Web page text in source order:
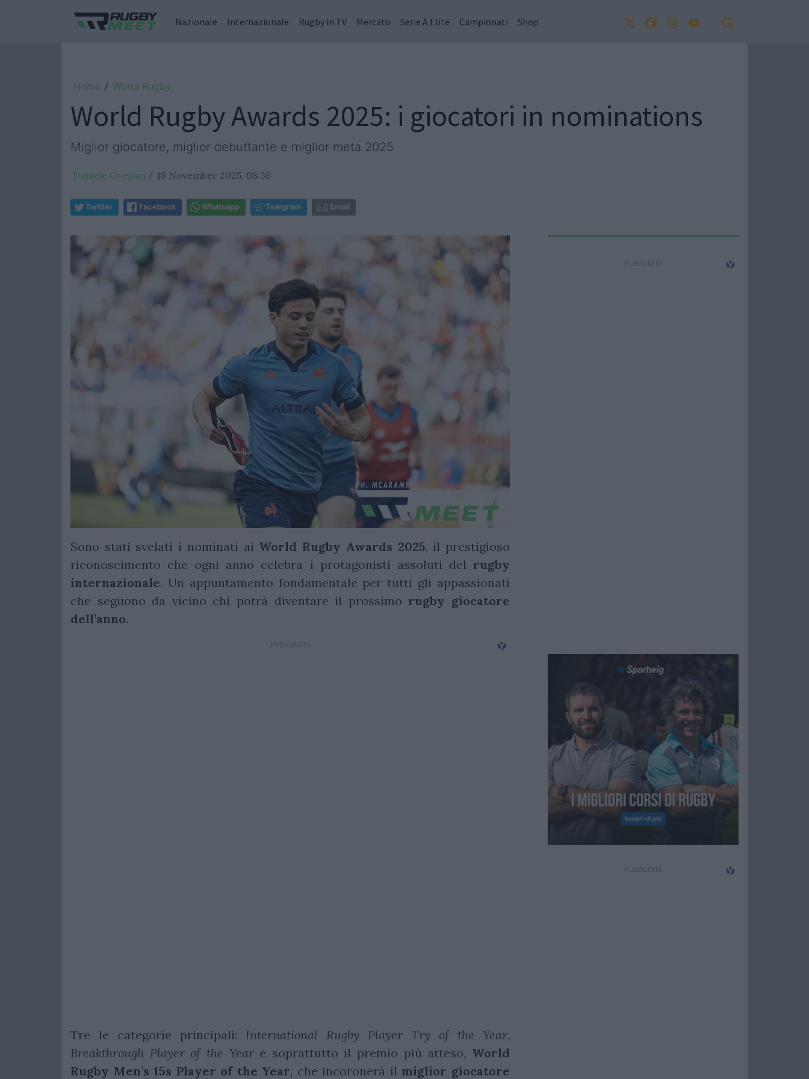
Nazionale Internazionale Rugby in TV Mercato Serie A Elite Campionati Shop
Home / World Rugby
World Rugby Awards 2025: i giocatori in nominations
Miglior giocatore, miglior debuttante e miglior meta 2025
Daniele Goegan / 18 November 2025, 08:36
Twitter Facebook Whatsapp Telegram Email
Sono stati svelati i nominati ai World Rugby Awards 2025, il prestigioso
riconoscimento che ogni anno celebra i protagonisti assoluti del rugby
internazionale. Un appuntamento fondamentale per tutti gli appassionati
che seguono da vicino chi potrà diventare il prossimo rugby giocatore
dell’anno.
Tre le categorie principali: International Rugby Player Try of the Year,
Breakthrough Player of the Yeare soprattutto il premio più atteso, World
Rugby Men’s 15s Player of the Year, che incoronerà il miglior giocatore